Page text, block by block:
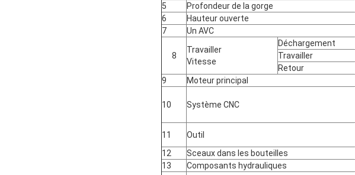
5
Profondeur de la gorge
6
Hauteur ouverte
7
Un AVC
8
Travailler
Vitesse
Déchargement
Travailler
Retour
9
Moteur principal
10 Système CNC
11
Outil
12
Sceaux dans les bouteilles
13
Composants hydrauliques